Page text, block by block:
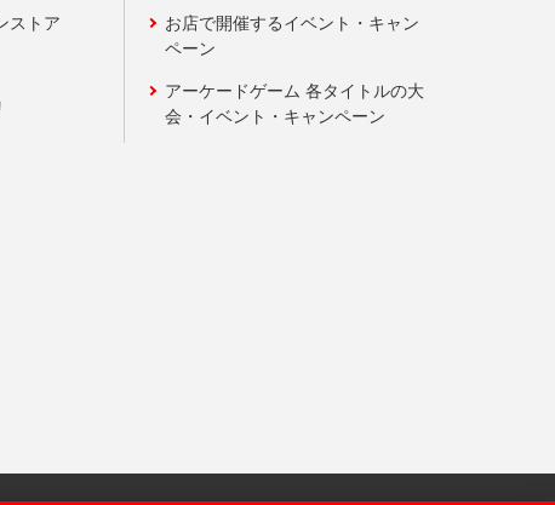
ストア
お店で開催するイベント・キャン
ペーン
アーケードゲーム 各タイトルの大
会・イベント・キャンペーン